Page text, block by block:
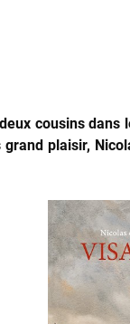
cousins
plaisir,